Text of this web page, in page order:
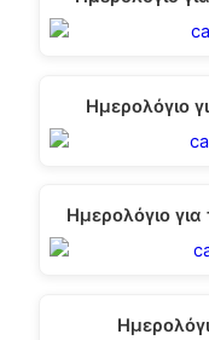
Ημερολόγιο
Ημερολόγιο